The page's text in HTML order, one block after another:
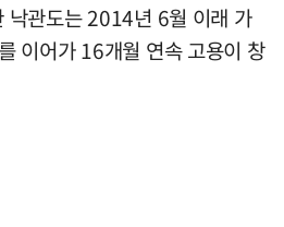
낙관도는 2014년 6월 이래 가
이어가 16개월 연속 고용이 창